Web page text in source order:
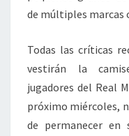
de múltiples marcas
Todas las críticas
vestirán la
jugadores del Real
próximo miércoles,
de permanecer